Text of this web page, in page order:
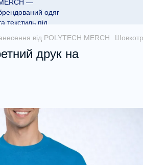
від POLYTECH MERCH
друк на